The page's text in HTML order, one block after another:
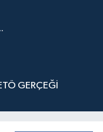
GERÇEĞİ